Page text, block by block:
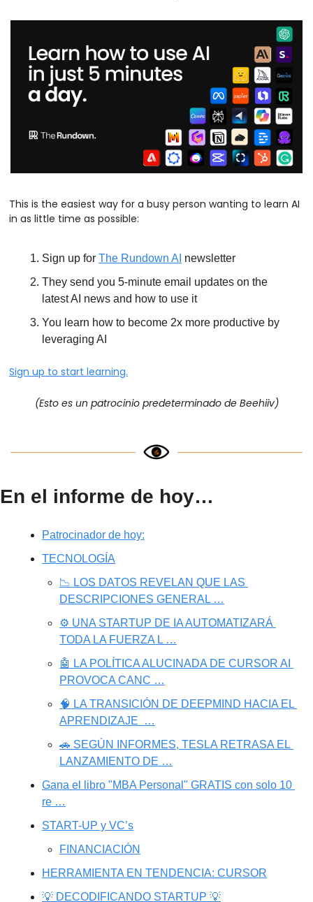
This is the easiest way for a busy person wanting to learn AI
in as little time as possible:
Sign up for The Rundown AI newsletter
They send you 5-minute email updates on the
latest AI news and how to use it
You learn how to become 2x more productive by
leveraging AI
Sign up to start learning.
(Esto es un patrocinio predeterminado de Beehiiv)
En el informe de hoy…
Patrocinador de hoy:
TECNOLOGÍA
📉 LOS DATOS REVELAN QUE LAS
DESCRIPCIONES GENERAL …
⚙️ UNA STARTUP DE IA AUTOMATIZARÁ
TODA LA FUERZA L …
🤖 LA POLÍTICA ALUCINADA DE CURSOR AI
PROVOCA CANC …
🧠 LA TRANSICIÓN DE DEEPMIND HACIA EL
APRENDIZAJE  …
🚗 SEGÚN INFORMES, TESLA RETRASA EL
LANZAMIENTO DE …
Gana el libro "MBA Personal" GRATIS con solo 10
re …
START-UP y VC’s
FINANCIACIÓN
HERRAMIENTA EN TENDENCIA: CURSOR
💡 DECODIFICANDO STARTUP 💡